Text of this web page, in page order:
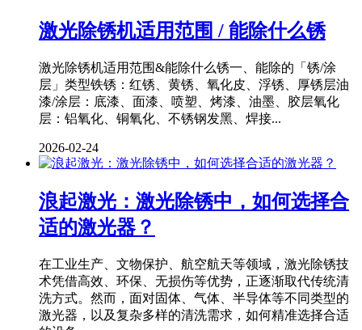
激光除锈机适用范围 / 能除什么锈
激光除锈机适用范围&能除什么锈一、能除的「锈/涂
层」类型铁锈：红锈、黄锈、氧化皮、浮锈、厚锈层油
漆/涂层：底漆、面漆、喷塑、烤漆、油墨、胶层氧化
层：铝氧化、铜氧化、不锈钢发黑、焊接...
2026-02-24
浪起激光：激光除锈中，如何选择合
适的激光器？
在工业生产、文物保护、航空航天等领域，激光除锈技
术凭借高效、环保、无损伤等优势，正逐渐取代传统清
洗方式。然而，面对固体、气体、半导体等不同类型的
激光器，以及复杂多样的清洗需求，如何精准选择合适